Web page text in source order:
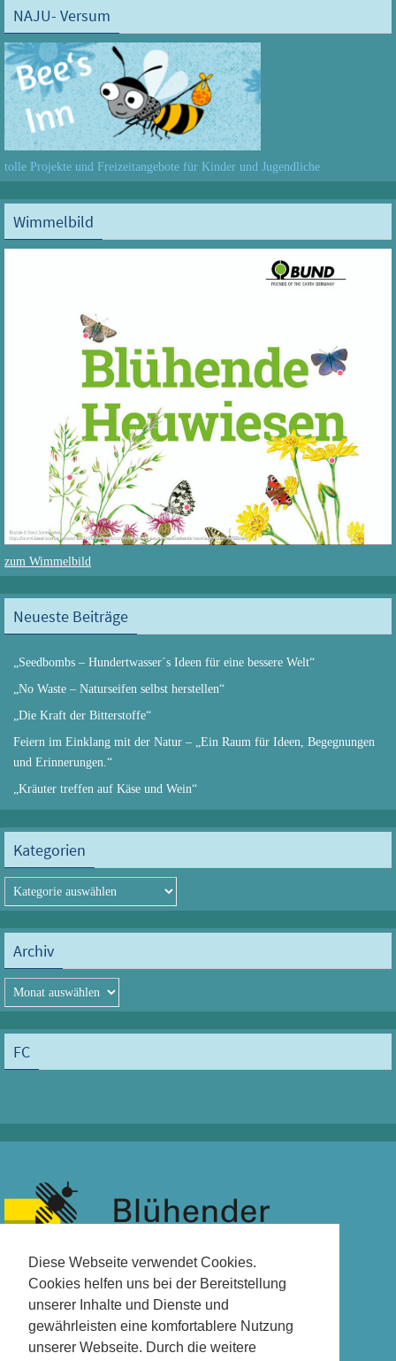
Diese Webseite verwendet Cookies.
Cookies helfen uns bei der Bereitstellung
unserer Inhalte und Dienste und
gewährleisten eine komfortablere Nutzung
unserer Webseite. Durch die weitere
NAJU- Versum
tolle Projekte und Freizeitangebote für Kinder und Jugendliche
Wimmelbild
zum Wimmelbild
Neueste Beiträge
„Seedbombs – Hundertwasser´s Ideen für eine bessere Welt“
„No Waste – Naturseifen selbst herstellen“
„Die Kraft der Bitterstoffe“
Feiern im Einklang mit der Natur – „Ein Raum für Ideen, Begegnungen
und Erinnerungen.“
„Kräuter treffen auf Käse und Wein“
Kategorien
Kategorien
Archiv
Archiv
FC